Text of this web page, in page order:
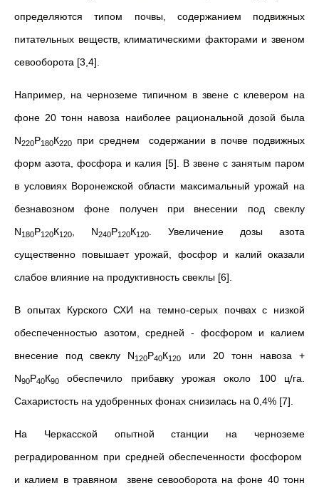
определяются типом почвы, содержанием подвижных
питательных веществ, климати­ческими факторами и звеном
севооборота [3,4].
Например, на черноземе типичном в звене с клевером на
фоне 20 тонн навоза наиболее рациональной дозой была
N220Р180К220
при среднем содержании в почве подвижных
форм азота, фосфора и калия [5]. В звене с занятым паром
в условиях Воро­нежской области максимальный урожай на
безнавозном фоне получен при внесении под свеклу
N180Р120К120 , N240Р120К120
. Увеличение до­зы азота
существенно повышает урожай, фосфор и калий оказали
сла­бое влияние на продуктивность свеклы [6].
В опытах Курского СХИ на темно-серых почвах с низкой
обеспеченностью азотом, средней - фосфором и калием
внесение под свеклу N120Р40К120
или 20 тонн навоза +
N90Р40К90
обеспечило прибавку урожая около 100 ц/га.
Сахаристость на удобренных фонах снизилась на 0,4% [7].
На Черкасской опытной станции на черноземе
реградированном при средней обеспеченности фосфором
и калием в травяном звене севооборота на фоне 40 тонн